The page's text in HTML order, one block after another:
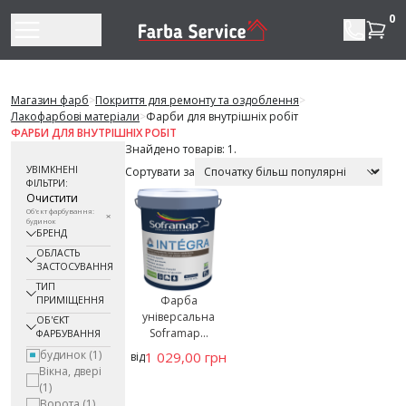
0
Магазин фарб>Покриття для ремонту та оздоблення>
Лакофарбові матеріали>Фарби для внутрішніх робіт
ФАРБИ ДЛЯ ВНУТРІШНІХ РОБІТ
УВІМКНЕНІ
ФІЛЬТРИ:
Очистити
Об'єкт фарбування:
будинок
БРЕНД
ОБЛАСТЬ
ЗАСТОСУВАННЯ
ТИП
ПРИМІЩЕННЯ
ОБ'ЄКТ
ФАРБУВАННЯ
будинок (1)
Вікна, двері
(1)
Знайдено товарів: 1.
Сортувати за
Фарба
універсальна
Soframap...
від1 029,00 грн